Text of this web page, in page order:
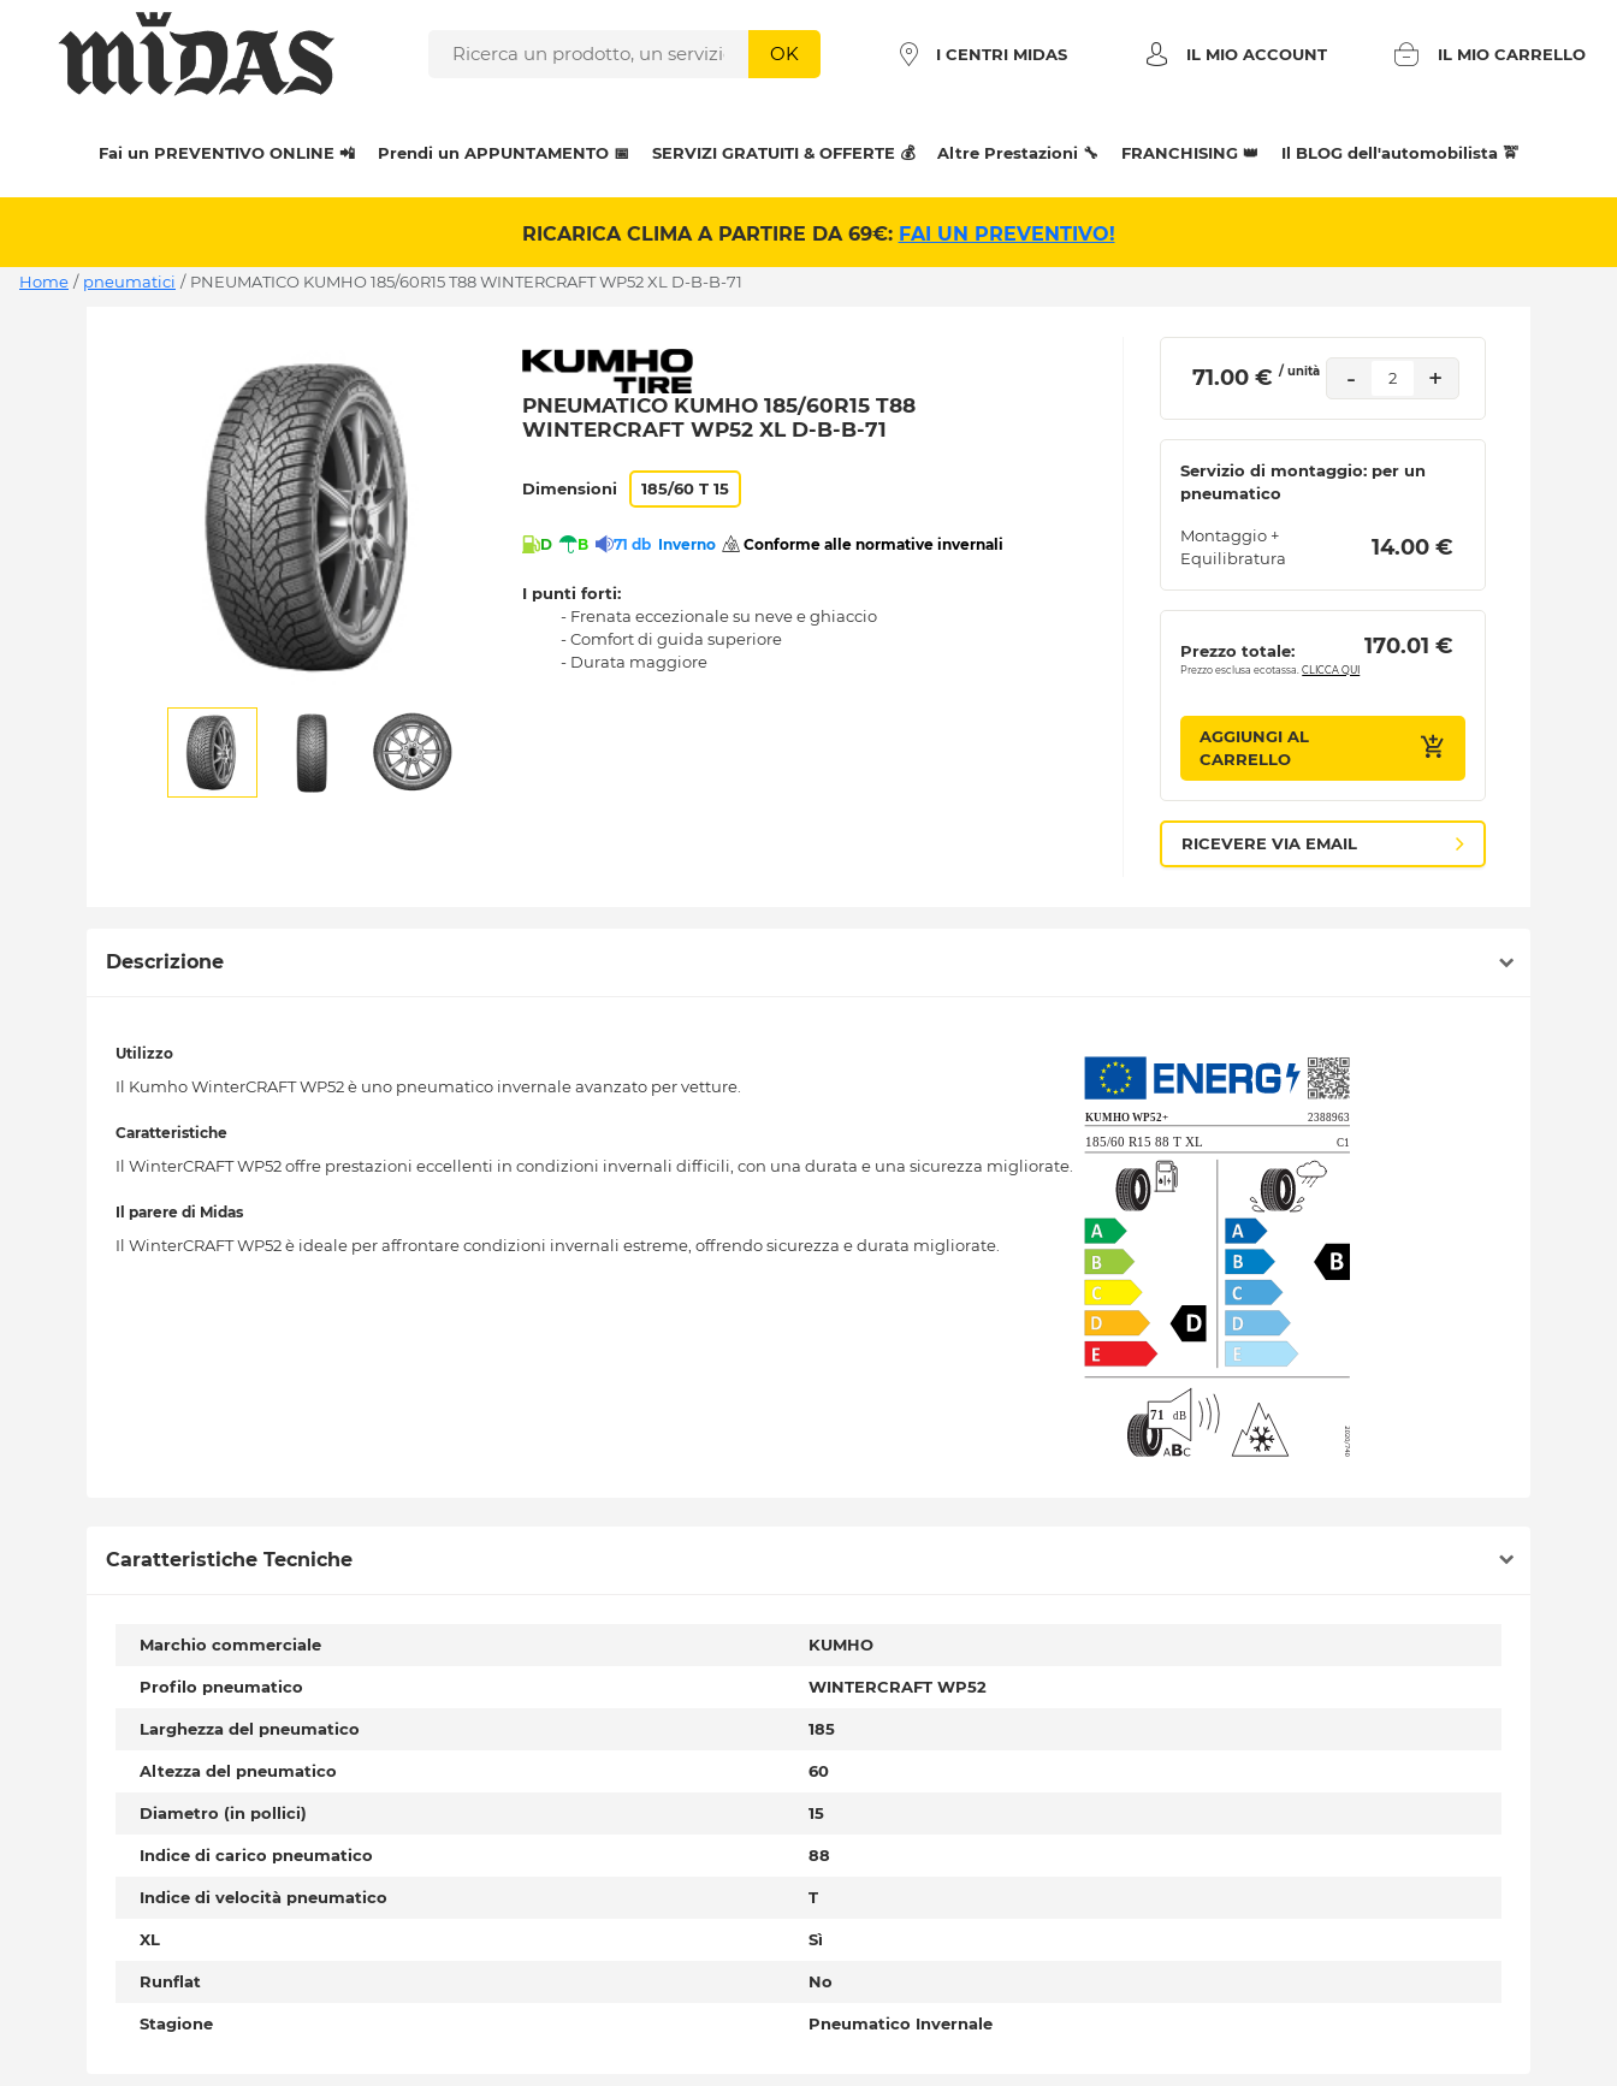
OK I CENTRI MIDAS IL MIO ACCOUNT IL MIO CARRELLO
Fai un PREVENTIVO ONLINE 📲 Prendi un APPUNTAMENTO 📅 SERVIZI GRATUITI & OFFERTE 💰 Altre Prestazioni 🔧 FRANCHISING 👑 Il BLOG dell'automobilista 🚖
RICARICA CLIMA A PARTIRE DA 69€: FAI UN PREVENTIVO!
Home / pneumatici / PNEUMATICO KUMHO 185/60R15 T88 WINTERCRAFT WP52 XL D-B-B-71
PNEUMATICO KUMHO 185/60R15 T88
WINTERCRAFT WP52 XL D-B-B-71
Dimensioni 185/60 T 15
D B 71 db Inverno Conforme alle normative invernali
I punti forti:
- Frenata eccezionale su neve e ghiaccio
- Comfort di guida superiore
- Durata maggiore
71.00 € / unità - 2 +
Servizio di montaggio: per un
pneumatico
Montaggio +
Equilibratura
14.00 €
Prezzo totale: 170.01 €
Prezzo esclusa ecotassa.CLICCA QUI
AGGIUNGI AL
CARRELLO
RICEVERE VIA EMAIL
Descrizione
Utilizzo
Il Kumho WinterCRAFT WP52 è uno pneumatico invernale avanzato per vetture.
Caratteristiche
Il WinterCRAFT WP52 offre prestazioni eccellenti in condizioni invernali difficili, con una durata e una sicurezza migliorate.
Il parere di Midas
Il WinterCRAFT WP52 è ideale per affrontare condizioni invernali estreme, offrendo sicurezza e durata migliorate.
Caratteristiche Tecniche
Marchio commerciale KUMHO
Profilo pneumatico WINTERCRAFT WP52
Larghezza del pneumatico 185
Altezza del pneumatico 60
Diametro (in pollici) 15
Indice di carico pneumatico 88
Indice di velocità pneumatico T
XL Sì
Runflat No
Stagione Pneumatico Invernale